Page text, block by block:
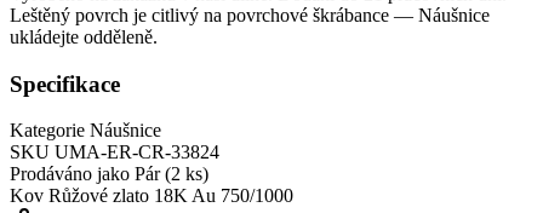
Leštěný povrch je citlivý na povrchové škrábance — Náušnice
ukládejte odděleně.
Specifikace
Kategorie Náušnice
SKU UMA-ER-CR-33824
Prodáváno jako Pár (2 ks)
Kov Růžové zlato 18KAu 750/1000